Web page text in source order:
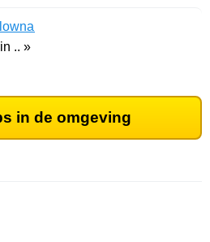
.. »
in de omgeving